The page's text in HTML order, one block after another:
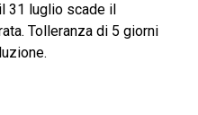
31 luglio scade il
Tolleranza di 5 giorni